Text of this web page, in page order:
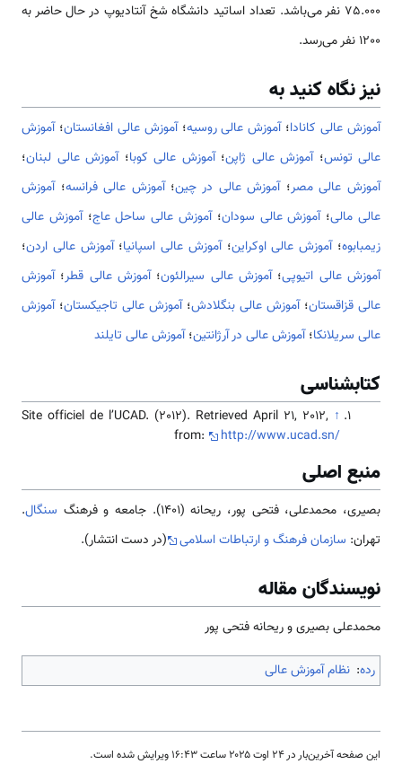
75.000 نفر می‌باشد. تعداد اساتید دانشگاه شخ آنتادیوپ در حال حاضر به
1200 نفر می‌رسد.
نیز نگاه کنید به
آموزش عالی کانادا؛آموزش عالی روسیه؛آموزش عالی افغانستان؛آموزش
عالی تونس؛آموزش عالی ژاپن؛آموزش عالی کوبا؛آموزش عالی لبنان؛
آموزش عالی مصر؛آموزش عالی در چین؛آموزش عالی فرانسه؛آموزش
عالی مالی؛آموزش عالی سودان؛آموزش عالی ساحل عاج؛آموزش عالی
زیمبابوه؛آموزش عالی اوکراین؛آموزش عالی اسپانیا؛آموزش عالی اردن؛
آموزش عالی اتیوپی؛آموزش عالی سیرالئون؛آموزش عالی قطر؛آموزش
عالی قزاقستان؛آموزش عالی بنگلادش؛آموزش عالی تاجیکستان؛آموزش
عالی سریلانکا؛آموزش عالی در آرژانتین؛آموزش عالی تایلند
کتابشناسی
↑
Site officiel de l’UCAD. (2012). Retrieved April 21, 2012,
from:
http://www.ucad.sn/
منبع اصلی
بصیری، محمدعلی، فتحی پور، ریحانه (1401). جامعه و فرهنگ سنگال.
تهران: سازمان فرهنگ و ارتباطات اسلامی (در دست انتشار).
نویسندگان مقاله
محمدعلی بصیری و ریحانه فتحی پور
رده: نظام آموزش عالی
این صفحه آخرین‌بار در ‏۲۴ اوت ۲۰۲۵ ساعت ‏۱۶:۴۳ ویرایش شده است.